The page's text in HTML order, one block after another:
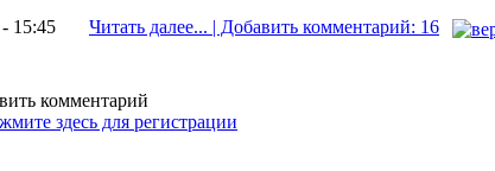
15:45 Читать далее... | Добавить комментарий: 16
комментарий
здесь для регистрации